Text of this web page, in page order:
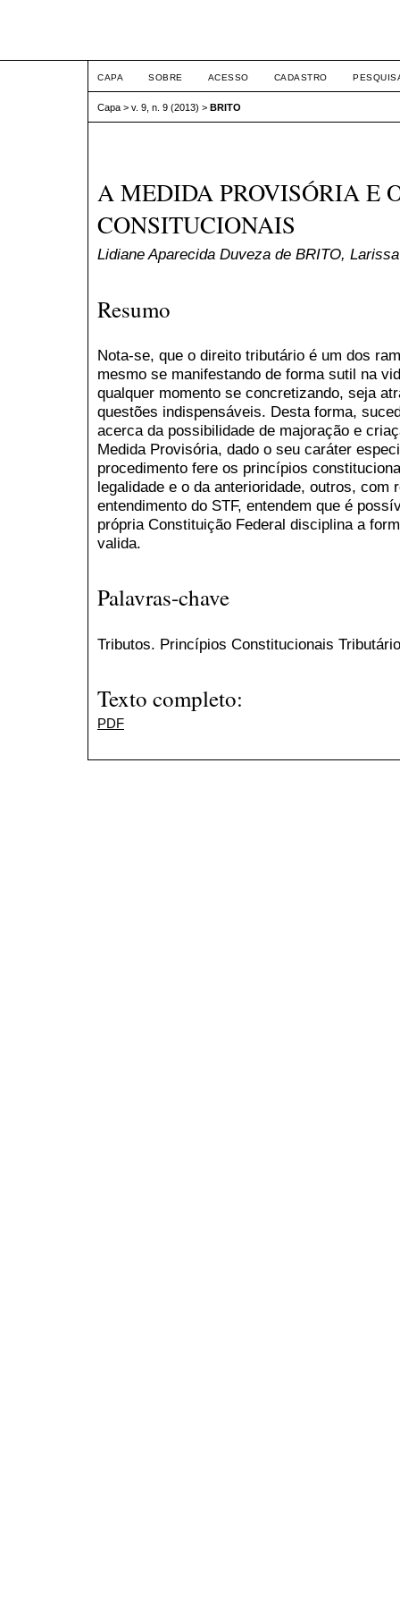
CAPA SOBRE ACESSO CADASTRO
Capa > v. 9, n. 9 (2013) > BRITO
A MEDIDA PROVISÓRIA E
CONSITUCIONAIS
Lidiane Aparecida Duveza de BRITO,
Resumo
Nota-se, que o direito tributário é um dos
mesmo se manifestando de forma sutil na
qualquer momento se concretizando, seja
questões indispensáveis. Desta forma,
acerca da possibilidade de majoração e
Medida Provisória, dado o seu caráter
procedimento fere os princípios
legalidade e o da anterioridade, outros, com
entendimento do STF, entendem que é
própria Constituição Federal disciplina a
valida.
Palavras-chave
Tributos. Princípios Constitucionais
Texto completo:
PDF